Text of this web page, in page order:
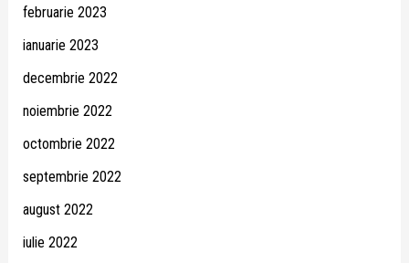
februarie 2023
ianuarie 2023
decembrie 2022
noiembrie 2022
octombrie 2022
septembrie 2022
august 2022
iulie 2022